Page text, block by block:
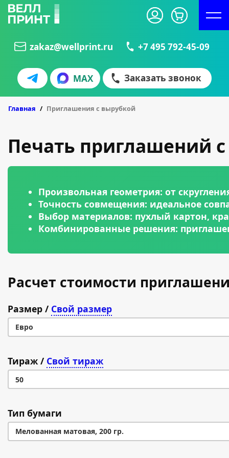
zakaz@wellprint.ru +7 495 792-45-09
MAX Заказать звонок
Главная Приглашения с вырубкой
Печать приглашений
Произвольная геометрия: от
Точность совмещения: идеальное
Выбор материалов: пухлый картон,
Комбинированные решения:
Расчет стоимости
Размер / Свой размер
Евро
A5 (148 × 210 мм)
Тираж / Свой тираж
50
Тип бумаги
Мелованная матовая, 200 гр.